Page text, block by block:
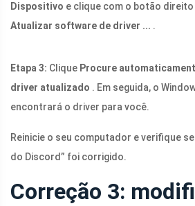
Dispositivo e clique com o botão
Atualizar software de driver ... .
Etapa 3: Clique Procure
driver atualizado . Em seguida, o
encontrará o driver para você.
Reinicie o seu computador e verifique
do Discord” foi corrigido.
Correção 3: